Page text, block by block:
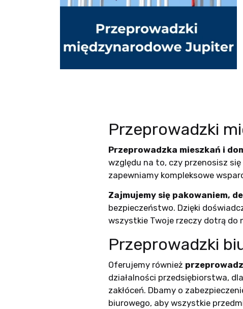
Przeprowadzki
Przeprowadzka mieszkań i
względu na to, czy przenosisz
zapewniamy kompleksowe
Zajmujemy się pakowaniem,
bezpieczeństwo. Dzięki
wszystkie Twoje rzeczy dotrą do
Przeprowadzki
Oferujemy również
działalności przedsiębiorstwa,
zakłóceń. Dbamy o
biurowego, aby wszystkie